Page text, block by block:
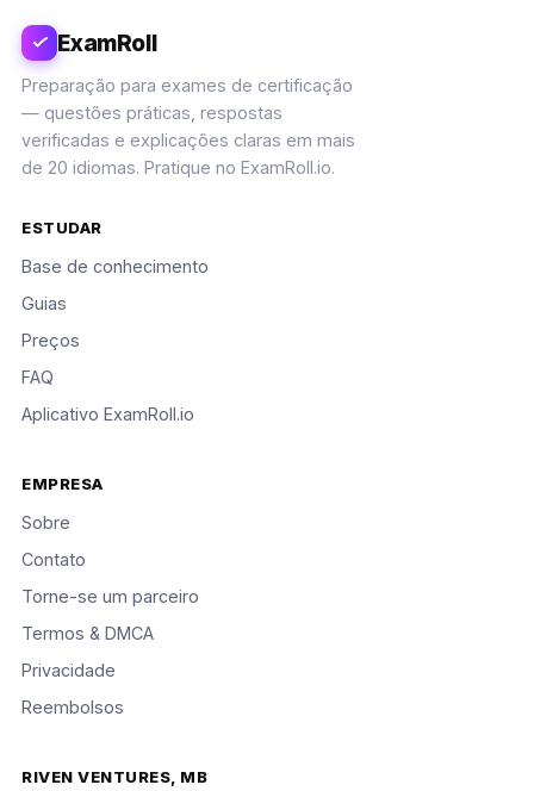
ExamRoll
Preparação para exames de certificação
— questões práticas, respostas
verificadas e explicações claras em mais
de 20 idiomas. Pratique no ExamRoll.io.
ESTUDAR
Base de conhecimento
Guias
Preços
FAQ
Aplicativo ExamRoll.io
EMPRESA
Sobre
Contato
Torne-se um parceiro
Termos & DMCA
Privacidade
Reembolsos
RIVEN VENTURES, MB